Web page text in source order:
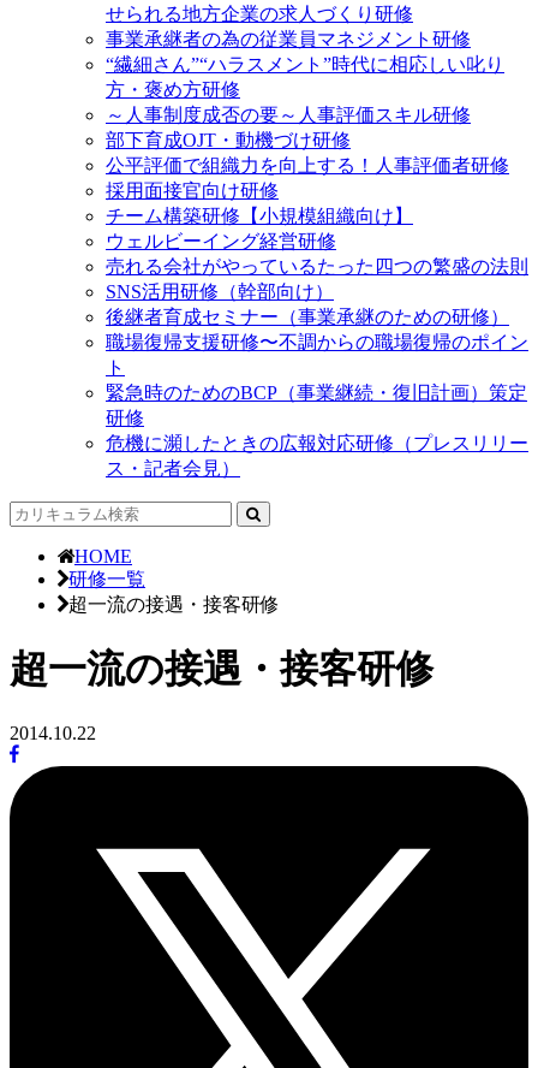
せられる地方企業の求人づくり研修
事業承継者の為の従業員マネジメント研修
“繊細さん”“ハラスメント”時代に相応しい叱り
方・褒め方研修
～人事制度成否の要～人事評価スキル研修
部下育成OJT・動機づけ研修
公平評価で組織力を向上する！人事評価者研修
採用面接官向け研修
チーム構築研修【小規模組織向け】
ウェルビーイング経営研修
売れる会社がやっているたった四つの繁盛の法則
SNS活用研修（幹部向け）
後継者育成セミナー（事業承継のための研修）
職場復帰支援研修〜不調からの職場復帰のポイン
ト
緊急時のためのBCP（事業継続・復旧計画）策定
研修
危機に瀕したときの広報対応研修（プレスリリー
ス・記者会見）
HOME
研修一覧
超一流の接遇・接客研修
超一流の接遇・接客研修
2014.10.22